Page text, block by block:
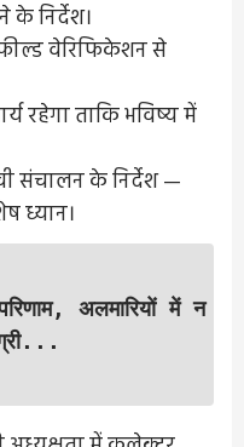
के निर्देश।
वेरिफिकेशन से
रहेगा ताकि भविष्य में
संचालन के निर्देश —
ध्यान।
अलमारियों में न